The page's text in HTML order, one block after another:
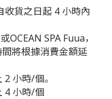
收貨之日起 4 小時內
SPA Fuua，
將根據消費金額延
小時/個。
4 小時/個